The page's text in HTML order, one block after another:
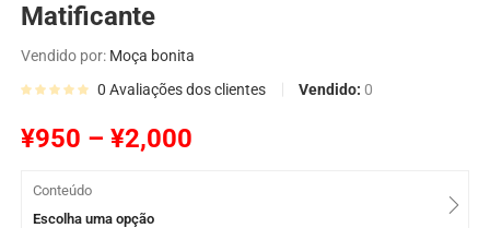
Matificante
Vendido por: Moça bonita
0 Avaliações dos clientes Vendido:0
¥950 – ¥2,000
Conteúdo
Escolha uma opção